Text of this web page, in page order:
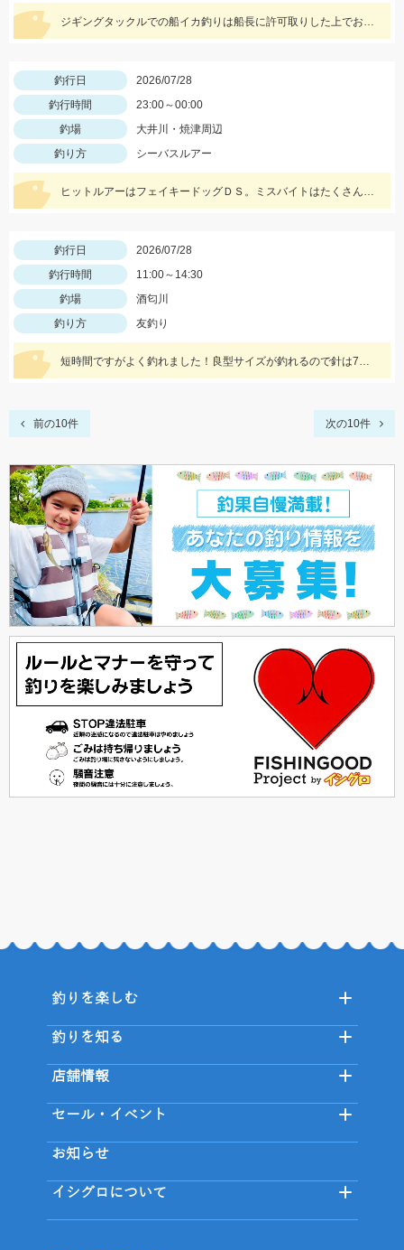
ジギングタックルでの船イカ釣りは船長に許可取りした上でお楽しみください！詳細は本文にて！
釣行日
2026/07/28
釣行時間
23:00～00:00
釣場
大井川・焼津周辺
釣り方
シーバスルアー
ヒットルアーはフェイキードッグＤＳ。ミスバイトはたくさんありましたよ！トップは楽しいですね♪
釣行日
2026/07/28
釣行時間
11:00～14:30
釣場
酒匂川
釣り方
友釣り
短時間ですがよく釣れました！良型サイズが釣れるので針は7号が良かったです！
前の10件 次の10件
釣りを楽しむ
釣りを知る
店舗情報
セール・イベント
お知らせ
イシグロについて